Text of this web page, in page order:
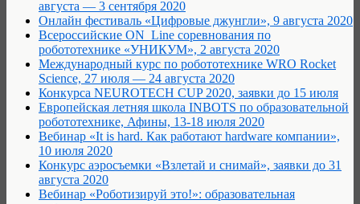
августа — 3 сентября 2020
Онлайн фестиваль «Цифровые джунгли», 9 августа 2020
Всероссийские ON_Line соревнования по
робототехнике «УНИКУМ», 2 августа 2020
Международный курс по робототехнике WRO Rocket
Science, 27 июля — 24 августа 2020
Конкурса NEUROTECH CUP 2020, заявки до 15 июля
Европейская летняя школа INBOTS по образовательной
робототехнике, Афины, 13-18 июля 2020
Вебинар «It is hard. Как работают hardware компании»,
10 июля 2020
Конкурс аэросъемки «Взлетай и снимай», заявки до 31
августа 2020
Вебинар «Роботизируй это!»: образовательная